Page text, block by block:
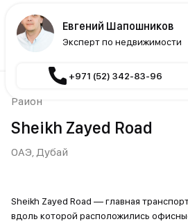
Район
Sheikh Zayed Road
ОАЭ,Дубай
Sheikh Zayed Road — главная
вдоль которой расположились
Евгений Шапошников
Эксперт по недвижимости
+971 (52) 342-83-96